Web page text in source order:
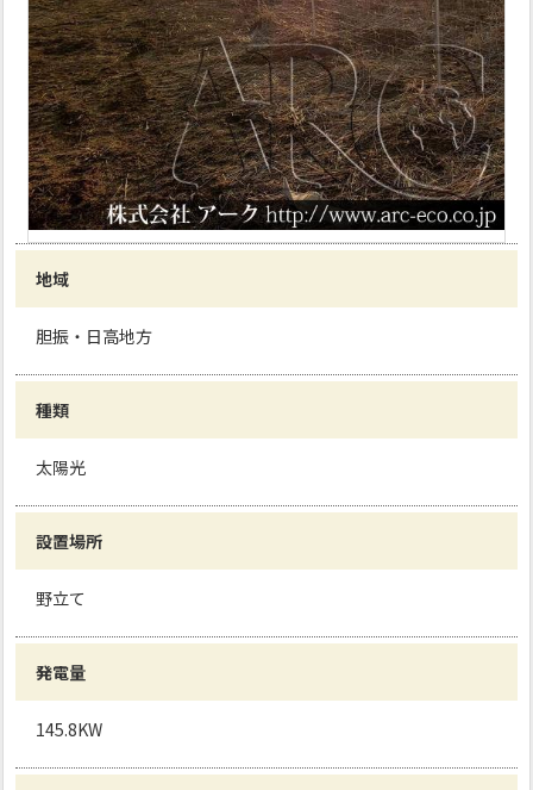
地域
胆振・日高地方
種類
太陽光
設置場所
野立て
発電量
145.8KW